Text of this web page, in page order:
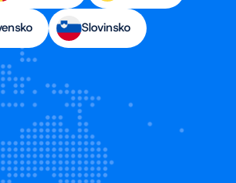
Slovinsko